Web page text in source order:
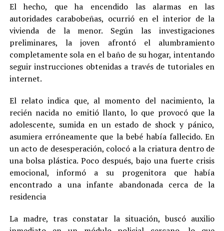
El hecho, que ha encendido las alarmas en las
autoridades carabobeñas, ocurrió en el interior de la
vivienda de la menor. Según las investigaciones
preliminares, la joven afrontó el alumbramiento
completamente sola en el baño de su hogar, intentando
seguir instrucciones obtenidas a través de tutoriales en
internet.
El relato indica que, al momento del nacimiento, la
recién nacida no emitió llanto, lo que provocó que la
adolescente, sumida en un estado de shock y pánico,
asumiera erróneamente que la bebé había fallecido. En
un acto de desesperación, colocó a la criatura dentro de
una bolsa plástica. Poco después, bajo una fuerte crisis
emocional, informó a su progenitora que había
encontrado a una infante abandonada cerca de la
residencia
La madre, tras constatar la situación, buscó auxilio